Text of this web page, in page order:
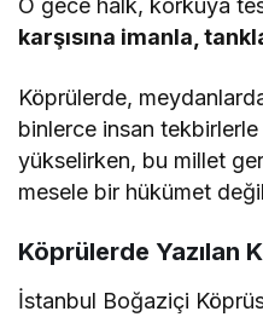
O gece halk, korkuya
karşısına imanla,
Köprülerde,
binlerce insan
yükselirken, bu millet
mesele bir hükümet
Köprülerde Yazılan
İstanbul Boğaziçi